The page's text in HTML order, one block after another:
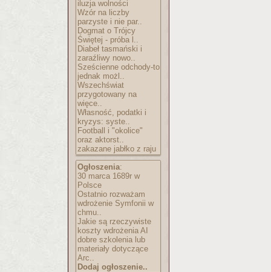
iluzja wolności
Wzór na liczby
parzyste i nie par..
Dogmat o Trójcy
Świętej - próba l..
Diabeł tasmański i
zaraźliwy nowo..
Sześcienne odchody-to
jednak możl..
Wszechświat
przygotowany na
więce..
Własność, podatki i
kryzys: syste..
Football i "okolice"
oraz aktorst..
zakazane jabłko z raju
Ogłoszenia:
30 marca 1689r w
Polsce
Ostatnio rozważam
wdrożenie Symfonii w
chmu..
Jakie są rzeczywiste
koszty wdrożenia AI
dobre szkolenia lub
materiały dotyczące
Arc..
Dodaj ogłoszenie..